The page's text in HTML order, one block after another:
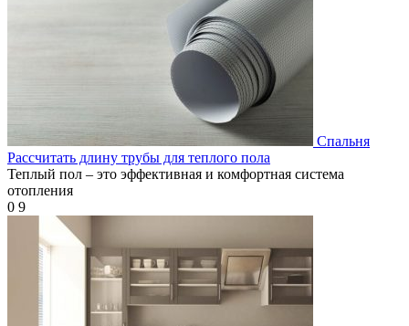
Спальня
Рассчитать длину трубы для теплого пола
Теплый пол – это эффективная и комфортная система
отопления
0 9